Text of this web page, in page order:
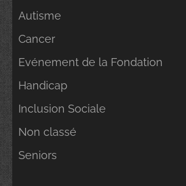
Autisme
Cancer
Evénement de la Fondation
Handicap
Inclusion Sociale
Non classé
Seniors